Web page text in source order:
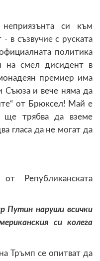
си към
в съзвучие с руската
политика
на смел дисидент в
премиер има
Съюза и вече няма да
от Брюксел! Май е
ще трябва да вземе
гласа да не могат да
Републиканската
Путин наруши всички
си колега
Тръмп се опитват да